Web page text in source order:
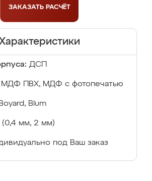
ЗАКАЗАТЬ РАСЧЁТ
ДСП
ПВХ, МДФ с фотопечатью
Boyard, Blum
(0,4 мм, 2 мм)
под Ваш заказ